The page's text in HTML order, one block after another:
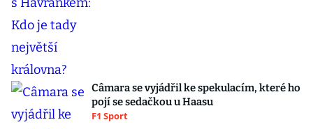
Câmara se vyjádřil ke spekulacím, které ho
pojí se sedačkou u Haasu
F1 Sport